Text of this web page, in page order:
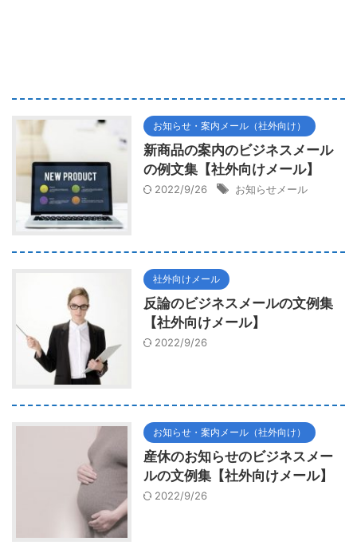
お知らせ・案内メール（社外向け）
新商品の案内のビジネスメール
の例文集【社外向けメール】
2022/9/26 お知らせメール
社外向けメール
反論のビジネスメールの文例集
【社外向けメール】
2022/9/26
お知らせ・案内メール（社外向け）
産休のお知らせのビジネスメー
ルの文例集【社外向けメール】
2022/9/26